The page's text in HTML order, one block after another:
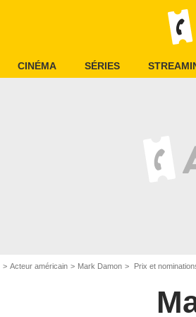
CINÉMA SÉRIES
Acteur américain Mark Damon Prix et